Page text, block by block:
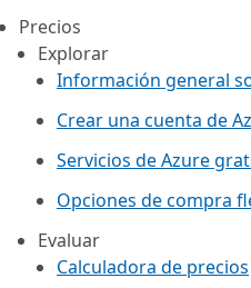
Precios
Explorar
Información general
Crear una cuenta de
Servicios de Azure
Opciones de compra
Evaluar
Calculadora de precios